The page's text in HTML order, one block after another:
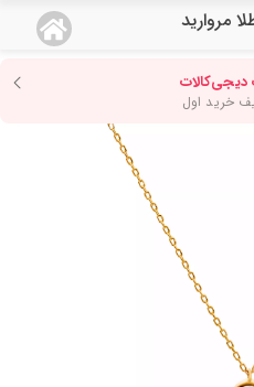
مروارید